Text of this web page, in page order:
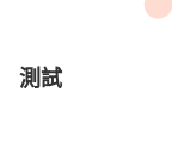
測試